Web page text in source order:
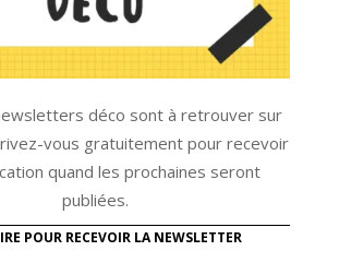
déco sont à retrouver sur
vous gratuitement pour recevoir
quand les prochaines seront
publiées.
POUR RECEVOIR LA NEWSLETTER